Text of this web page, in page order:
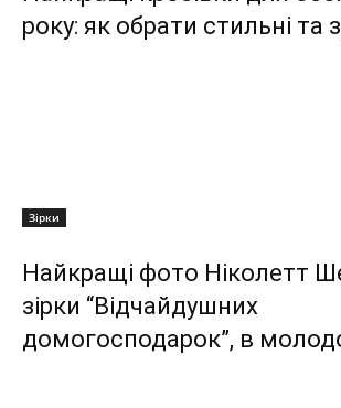
року: як обрати стильні та
Зірки
Найкращі фото Ніколетт
зірки “Відчайдушних
домогосподарок”, в